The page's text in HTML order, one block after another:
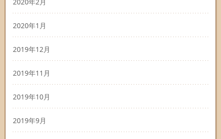
2020年1月
2019年12月
2019年11月
2019年10月
2019年9月